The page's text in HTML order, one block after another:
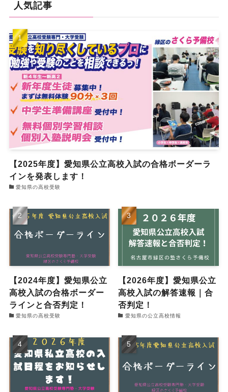
人気記事
【2025年度】愛知県公立高校入試の合格ボーダーラ
インを発表します！
愛知県の高校受験
【2024年度】愛知県公立
高校入試の合格ボーダー
ラインと合否判定！
愛知県の高校受験
【2026年度】愛知県公立
高校入試の解答速報｜合
否判定！
愛知県の公立高校情報